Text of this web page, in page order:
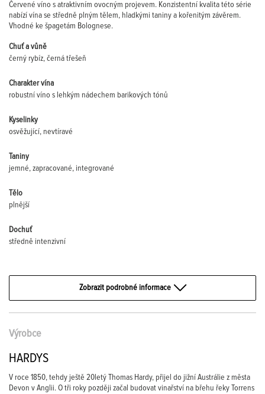
Červené víno s atraktivním ovocným projevem. Konzistentní kvalita této série
nabízí vína se středně plným tělem, hladkými taniny a kořenitým závěrem.
Vhodné ke špagetám Bolognese.
Chuť a vůně
černý rybíz, černá třešeň
Charakter vína
robustní víno s lehkým nádechem barikových tónů
Kyselinky
osvěžující, nevtíravé
Taniny
jemné, zapracované, integrované
Tělo
plnější
Dochuť
středně intenzivní
Zobrazit podrobné informace
Výrobce
HARDYS
V roce 1850, tehdy ještě 20letý Thomas Hardy, přijel do jižní Austrálie z města
Devon v Anglii. O tři roky později začal budovat vinařství na břehu řeky Torrens